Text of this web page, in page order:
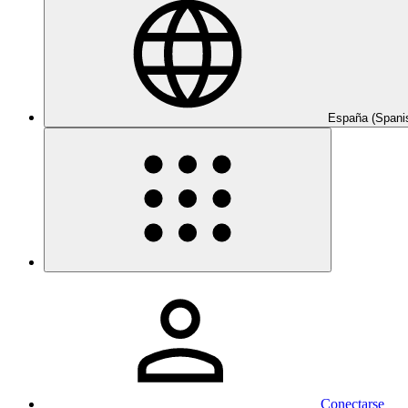
España
Conectarse